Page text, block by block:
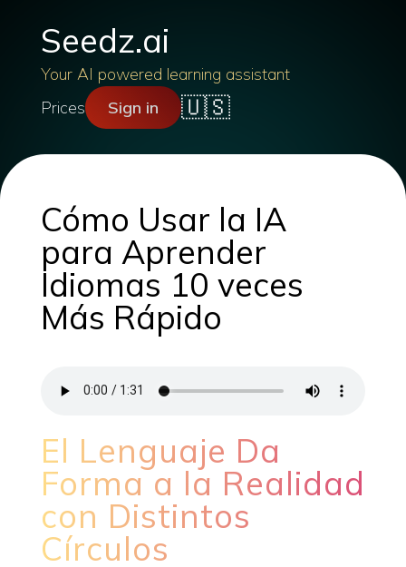
Seedz.ai
Your AI powered learning assistant
Prices
Sign in 🇺🇸
Cómo Usar la IA
para Aprender
Idiomas 10 veces
Más Rápido
El Lenguaje Da
Forma a la Realidad
con Distintos
Círculos